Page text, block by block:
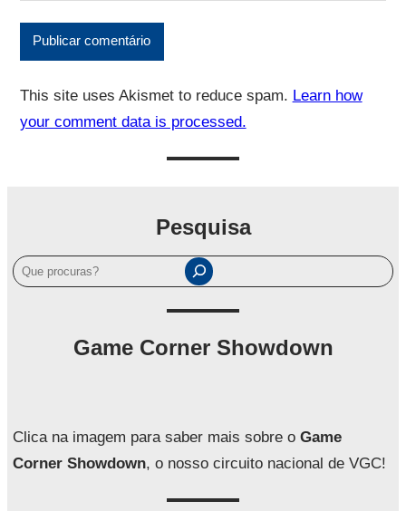
This site uses Akismet to reduce spam. Learn how
your comment data is processed.
Pesquisa
P
e
a
r
Game Corner Showdown
Clica na imagem para saber mais sobre o Game
Corner Showdown, o nosso circuito nacional de VGC!